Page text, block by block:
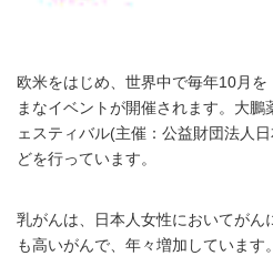
欧米をはじめ、世界中で毎年10月
まなイベントが開催されます。大鵬
ェスティバル(主催：公益財団法人
どを行っています。
乳がんは、日本人女性においてがん
も高いがんで、年々増加していま